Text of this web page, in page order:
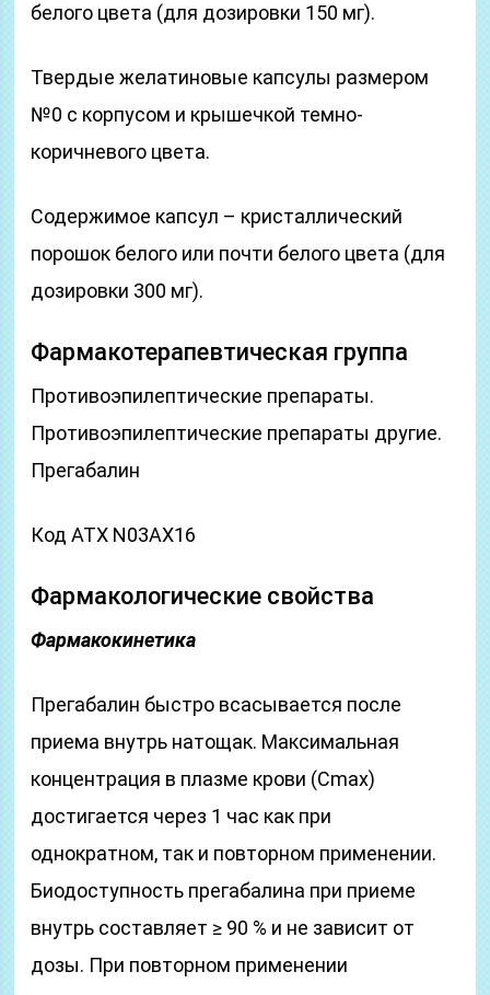
белого цвета (для дозировки 150 мг).
Твердые желатиновые капсулы размером
№0 с корпусом и крышечкой темно-
коричневого цвета.
Содержимое капсул – кристаллический
порошок белого или почти белого цвета (для
дозировки 300 мг).
Фармакотерапевтическая группа
Противоэпилептические препараты.
Противоэпилептические препараты другие.
Прегабалин
Код АТХ N03AX16
Фармакологические свойства
Фармакокинетика
Прегабалин быстро всасывается после
приема внутрь натощак. Максимальная
концентрация в плазме крови (Cmax)
достигается через 1 час как при
однократном, так и повторном применении.
Биодоступность прегабалина при приеме
внутрь составляет ≥ 90 % и не зависит от
дозы. При повторном применении